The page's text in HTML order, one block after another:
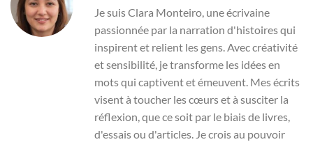
Je suis Clara Monteiro, une écrivaine
passionnée par la narration d'histoires qui
inspirent et relient les gens. Avec créativité
et sensibilité, je transforme les idées en
mots qui captivent et émeuvent. Mes écrits
visent à toucher les cœurs et à susciter la
réflexion, que ce soit par le biais de livres,
d'essais ou d'articles. Je crois au pouvoir